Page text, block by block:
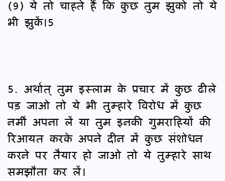
(9) ये तो चाहते हैं कि कुछ तुम झुको तो ये
भी झुकें।5
5. अर्थात् तुम इस्लाम के प्रचार में कुछ ढीले
पड़ जाओ तो ये भी तुम्हारे विरोध में कुछ
नर्मी अपना लें या तुम इनकी गुमराहियों की
रिआयत करके अपने दीन में कुछ संशोधन
करने पर तैयार हो जाओ तो ये तुम्हारे साथ
समझौता कर लें।